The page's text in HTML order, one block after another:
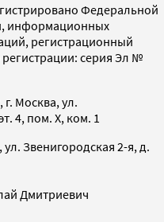
Федеральной
информационных
регистрационный
серия Эл №
Москва, ул.
4, пом. X, ком. 1
Звенигородская 2-я, д.
Дмитриевич